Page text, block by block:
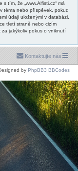
tím, že „www.Alfisti.cz“ má
téma nebo příspěvek, pokud
údaji uloženými v databázi.
třetí straně nebo cizím
za jakýkoliv pokus o vniknutí
Kontaktujte nás
by PhpBB3 BBCodes